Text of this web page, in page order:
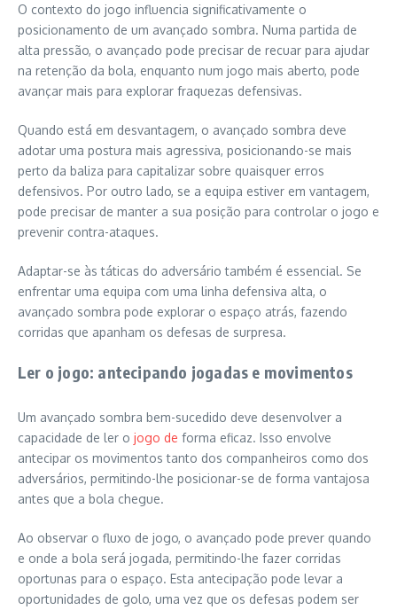
O contexto do jogo influencia significativamente o
posicionamento de um avançado sombra. Numa partida de
alta pressão, o avançado pode precisar de recuar para ajudar
na retenção da bola, enquanto num jogo mais aberto, pode
avançar mais para explorar fraquezas defensivas.
Quando está em desvantagem, o avançado sombra deve
adotar uma postura mais agressiva, posicionando-se mais
perto da baliza para capitalizar sobre quaisquer erros
defensivos. Por outro lado, se a equipa estiver em vantagem,
pode precisar de manter a sua posição para controlar o jogo e
prevenir contra-ataques.
Adaptar-se às táticas do adversário também é essencial. Se
enfrentar uma equipa com uma linha defensiva alta, o
avançado sombra pode explorar o espaço atrás, fazendo
corridas que apanham os defesas de surpresa.
Ler o jogo: antecipando jogadas e movimentos
Um avançado sombra bem-sucedido deve desenvolver a
capacidade de ler o jogo de forma eficaz. Isso envolve
antecipar os movimentos tanto dos companheiros como dos
adversários, permitindo-lhe posicionar-se de forma vantajosa
antes que a bola chegue.
Ao observar o fluxo de jogo, o avançado pode prever quando
e onde a bola será jogada, permitindo-lhe fazer corridas
oportunas para o espaço. Esta antecipação pode levar a
oportunidades de golo, uma vez que os defesas podem ser